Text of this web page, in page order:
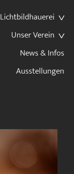
Lichtbildhauerei
Unser Verein
News & Infos
Ausstellungen